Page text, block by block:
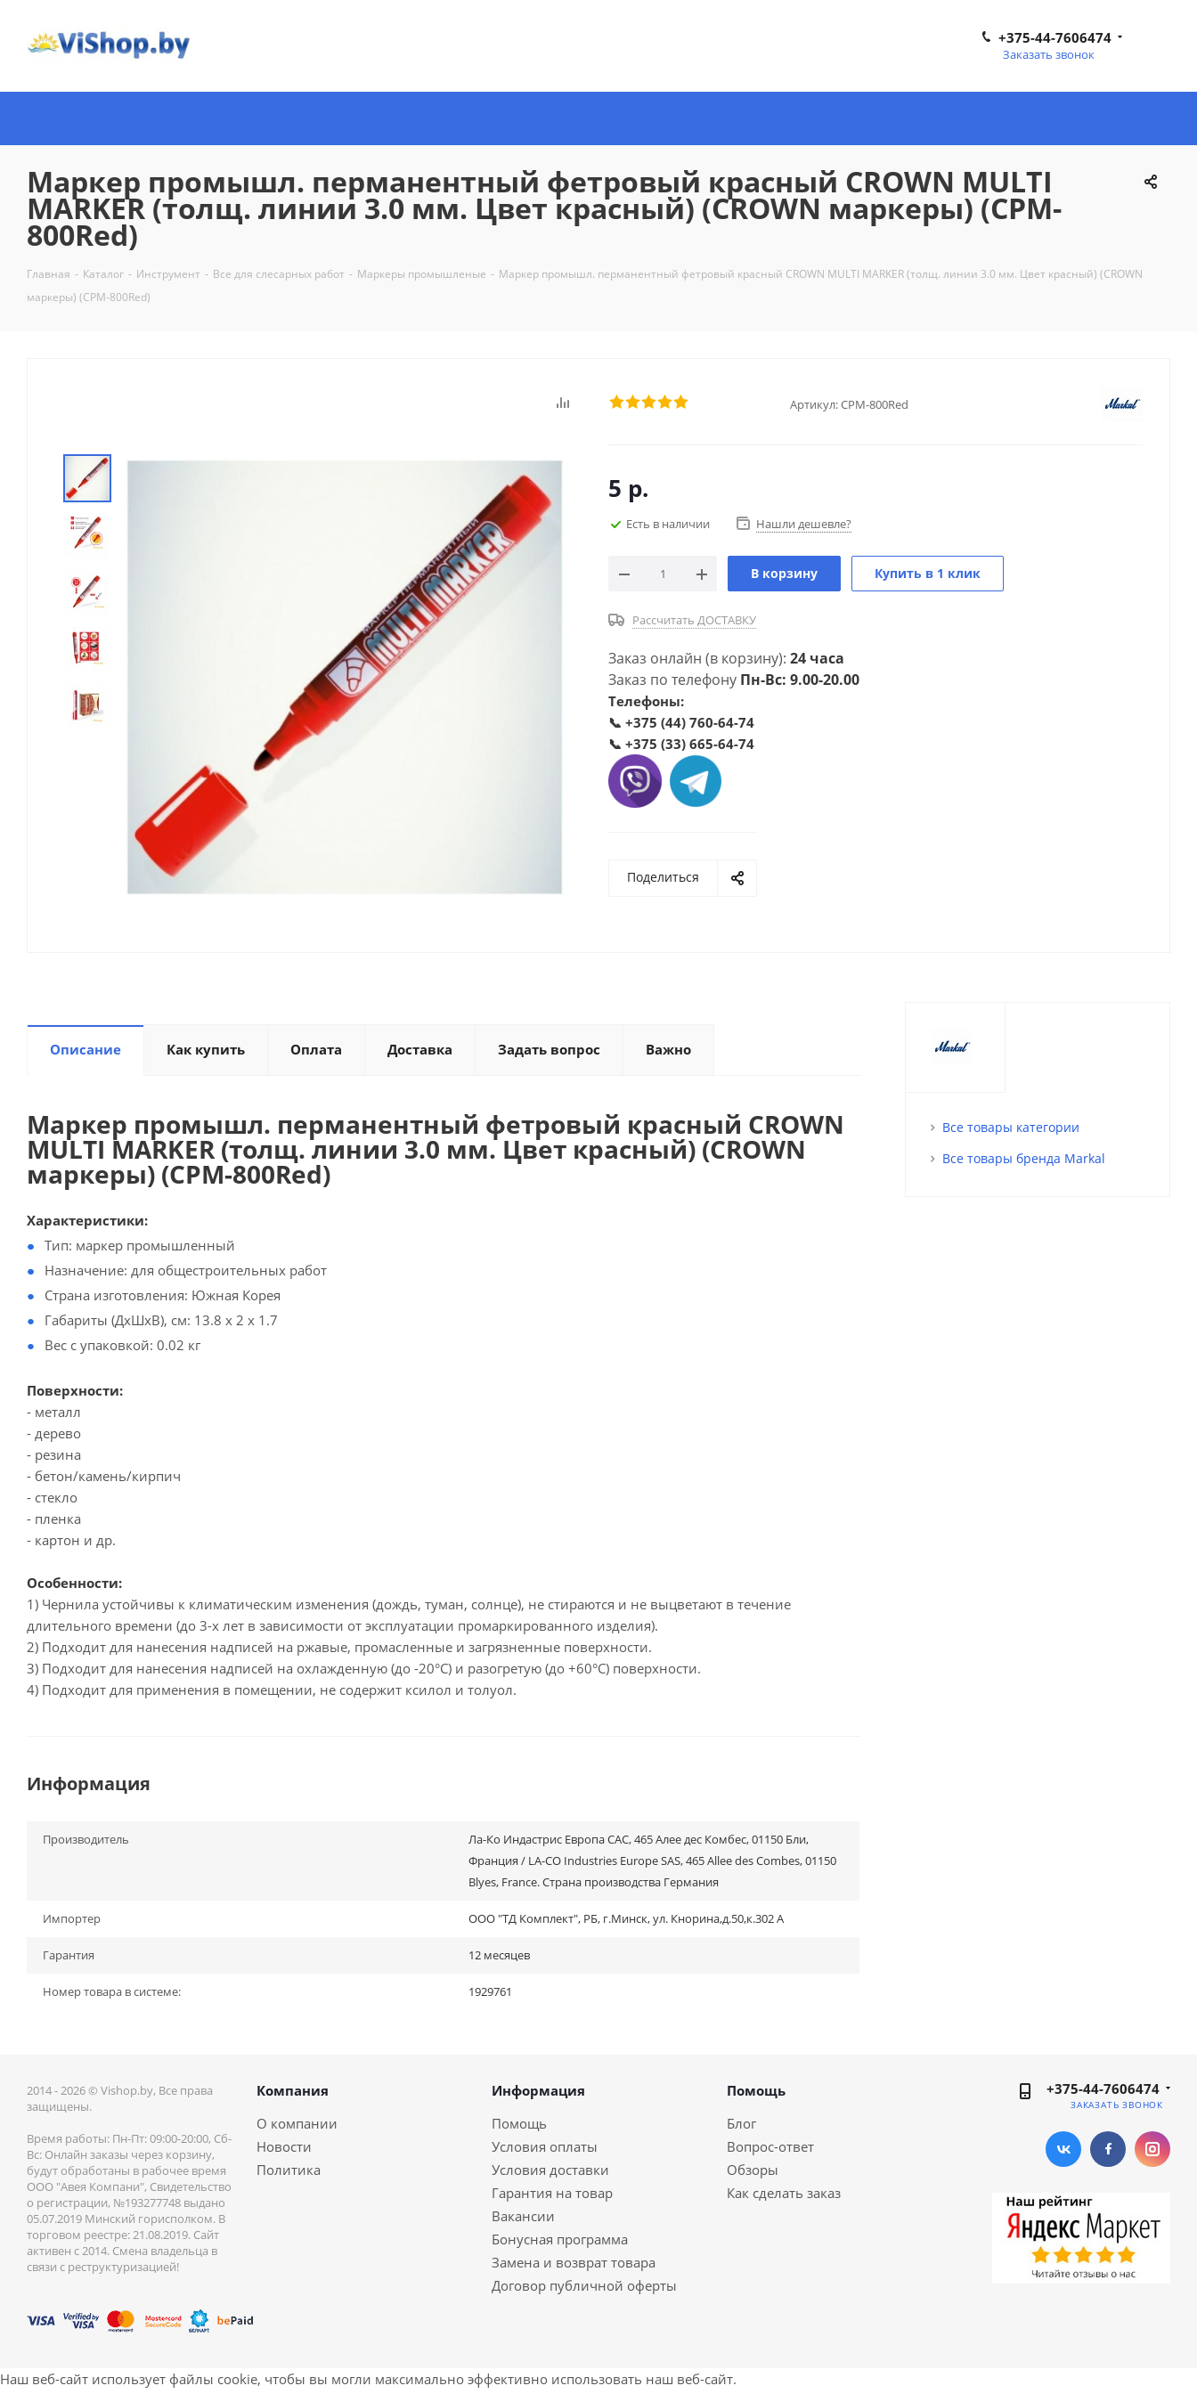
+375-44-7606474
Заказать звонок
Маркер промышл. перманентный фетровый красный CROWN MULTI
MARKER (толщ. линии 3.0 мм. Цвет красный) (CROWN маркеры) (CPM-
800Red)
Главная - Каталог - Инструмент - Все для слесарных работ - Маркеры промышленые - Маркер промышл. перманентный фетровый красный CROWN MULTI MARKER (толщ. линии 3.0 мм. Цвет красный) (CROWN
маркеры) (CPM-800Red)
Артикул:CPM-800Red
5 р.
Есть в наличии Нашли дешевле?
В корзину Купить в 1 клик
Рассчитать ДОСТАВКУ
Заказ онлайн (в корзину): 24 часа
Заказ по телефону Пн-Вс: 9.00-20.00
Телефоны:
📞 +375 (44) 760-64-74
📞 +375 (33) 665-64-74
Поделиться
Описание Как купить Оплата Доставка Задать вопрос Важно
Маркер промышл. перманентный фетровый красный CROWN
MULTI MARKER (толщ. линии 3.0 мм. Цвет красный) (CROWN
маркеры) (CPM-800Red)
Характеристики:
Тип: маркер промышленный
Назначение: для общестроительных работ
Страна изготовления: Южная Корея
Габариты (ДхШхВ), см: 13.8 x 2 x 1.7
Вес с упаковкой: 0.02 кг
Поверхности:
- металл
- дерево
- резина
- бетон/камень/кирпич
- стекло
- пленка
- картон и др.
Особенности:
1) Чернила устойчивы к климатическим изменения (дождь, туман, солнце), не стираются и не выцветают в течение
длительного времени (до 3-х лет в зависимости от эксплуатации промаркированного изделия).
2) Подходит для нанесения надписей на ржавые, промасленные и загрязненные поверхности.
3) Подходит для нанесения надписей на охлажденную (до -20°С) и разогретую (до +60°С) поверхности.
4) Подходит для применения в помещении, не содержит ксилол и толуол.
Информация
Производитель
Ла-Ко Индастрис Европа САС, 465 Алее дес Комбес, 01150 Бли,
Франция / LA-CO Industries Europe SAS, 465 Allee des Combes, 01150
Blyes, France. Страна производства Германия
Импортер ООО "ТД Комплект", РБ, г.Минск, ул. Кнорина,д.50,к.302 А
Гарантия 12 месяцев
Номер товара в системе: 1929761
Все товары категории
Все товары бренда Markal
2014 - 2026 © Vishop.by, Все права
защищены.
Время работы: Пн-Пт: 09:00-20:00, Сб-
Вс: Онлайн заказы через корзину,
будут обработаны в рабочее время
ООО "Авея Компани", Свидетельство
о регистрации, №193277748 выдано
05.07.2019 Минский горисполком. В
торговом реестре: 21.08.2019. Сайт
активен с 2014. Смена владельца в
связи с реструктуризацией!
Компания
О компании
Новости
Политика
Информация
Помощь
Условия оплаты
Условия доставки
Гарантия на товар
Вакансии
Бонусная программа
Замена и возврат товара
Договор публичной оферты
Помощь
Блог
Вопрос-ответ
Обзоры
Как сделать заказ
+375-44-7606474
ЗАКАЗАТЬ ЗВОНОК
Наш веб-сайт использует файлы cookie, чтобы вы могли максимально эффективно использовать наш веб-сайт.